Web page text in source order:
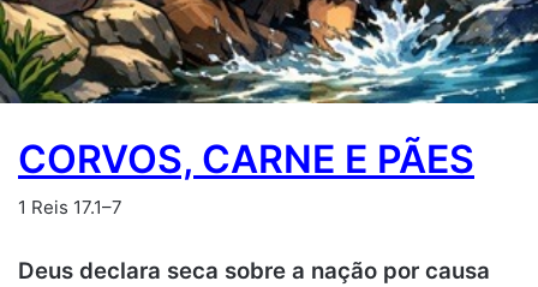
CORVOS, CARNE E PÃES
1 Reis 17.1–7
Deus declara seca sobre a nação por causa